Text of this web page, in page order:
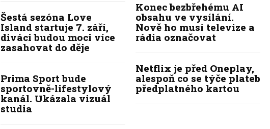
Šestá sezóna Love
Island startuje 7. září,
diváci budou moci více
zasahovat do děje
Prima Sport bude
sportovně-lifestylový
kanál. Ukázala vizuál
studia
Konec bezbřehému AI
obsahu ve vysílání.
Nově ho musí televize a
rádia označovat
Netflix je před Oneplay,
alespoň co se týče plateb
předplatného kartou